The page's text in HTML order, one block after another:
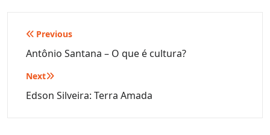
Navegação
de
Post
Previous
Antônio Santana – O que é cultura?
Next
Edson Silveira: Terra Amada